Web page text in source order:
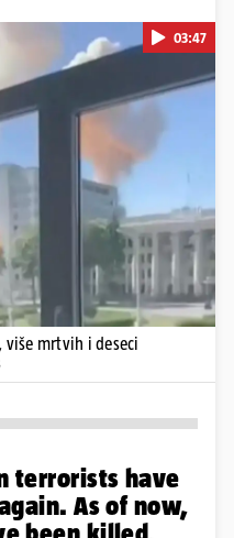
03:47
mrtvih i deseci
terrorists have
As of now,